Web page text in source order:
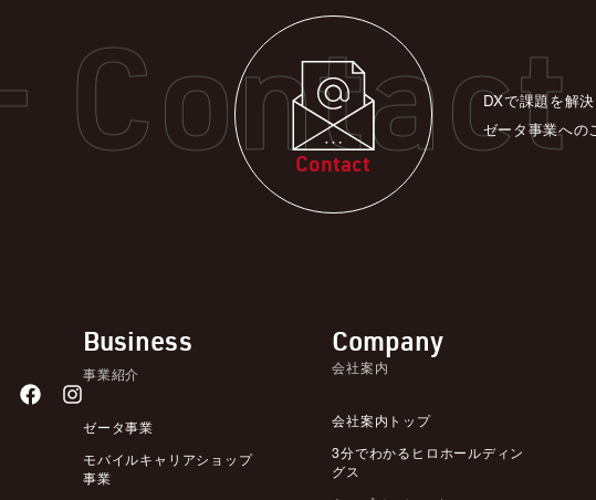
Contact
DXで課題を解
ゼータ事業への
Business
事業紹介
ゼータ事業
モバイルキャリアショップ
事業
Company
会社案内
会社案内トップ
3分でわかるヒロホールディン
グス